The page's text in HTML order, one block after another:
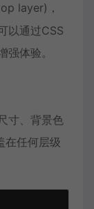
layer)，
以通过CSS
体验。
寸、背景色
在任何层级